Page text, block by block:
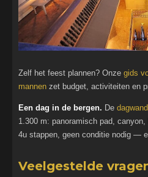
Zelf het feest plannen? Onze gids
mannen zet budget, activiteiten en
Een dag in de bergen. De
1.300 m: panoramisch pad,
4u stappen, geen conditie nodig —
Veelgestelde